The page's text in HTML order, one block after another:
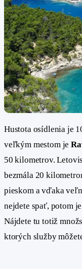
Hustota osídlenia je
veľkým mestom je
50 kilometrov.
bezmála 20
pieskom a vďaka
nejdete spať, potom
Nájdete tu totiž
ktorých služby